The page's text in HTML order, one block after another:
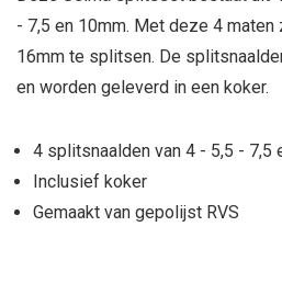
- 7,5 en 10mm. Met deze 4
16mm te splitsen. De
en worden geleverd in een koker.
4 splitsnaalden van 4 - 5,5 - 7,5
Inclusief koker
Gemaakt van gepolijst RVS